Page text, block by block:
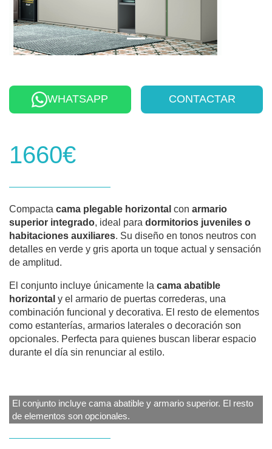
WHATSAPP CONTACTAR
1660€
Compacta cama plegable horizontal con armario
superior integrado, ideal para dormitorios juveniles o
habitaciones auxiliares. Su diseño en tonos neutros con
detalles en verde y gris aporta un toque actual y sensación
de amplitud.
El conjunto incluye únicamente la cama abatible
horizontal y el armario de puertas correderas, una
combinación funcional y decorativa. El resto de elementos
como estanterías, armarios laterales o decoración son
opcionales. Perfecta para quienes buscan liberar espacio
durante el día sin renunciar al estilo.
El conjunto incluye cama abatible y armario superior. El resto
de elementos son opcionales.